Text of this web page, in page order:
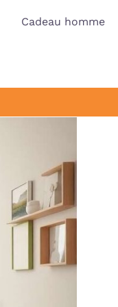
Cadeau homme